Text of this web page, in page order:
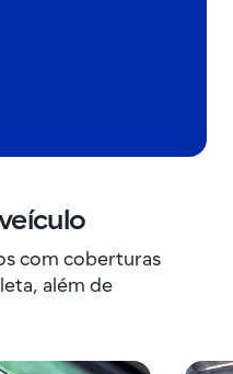
com coberturas
além de